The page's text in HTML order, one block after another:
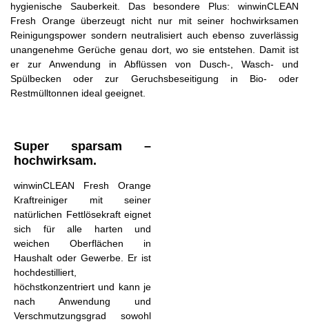
hygienische Sauberkeit. Das besondere Plus: winwinCLEAN
Fresh Orange überzeugt nicht nur mit seiner hochwirksamen
Reinigungspower sondern neutralisiert auch ebenso zuverlässig
unangenehme Gerüche genau dort, wo sie entstehen. Damit ist
er zur Anwendung in Abflüssen von Dusch-, Wasch- und
Spülbecken oder zur Geruchsbeseitigung in Bio- oder
Restmülltonnen ideal geeignet.
Super sparsam –
hochwirksam.
winwinCLEAN Fresh Orange
Kraftreiniger mit seiner
natürlichen Fettlösekraft eignet
sich für alle harten und
weichen Oberflächen in
Haushalt oder Gewerbe. Er ist
hochdestilliert,
höchstkonzentriert und kann je
nach Anwendung und
Verschmutzungsgrad sowohl